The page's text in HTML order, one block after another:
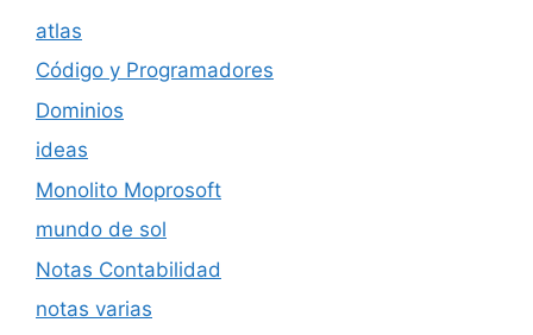
atlas
Código y Programadores
Dominios
ideas
Monolito Moprosoft
mundo de sol
Notas Contabilidad
notas varias